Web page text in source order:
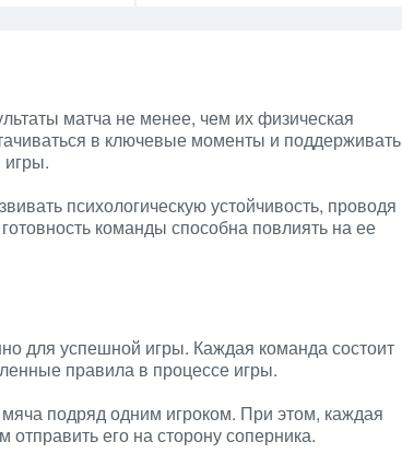
матча не менее, чем их физическая
в ключевые моменты и поддерживать
психологическую устойчивость, проводя
команды способна повлиять на ее
для успешной игры. Каждая команда состоит
правила в процессе игры.
подряд одним игроком. При этом, каждая
его на сторону соперника.